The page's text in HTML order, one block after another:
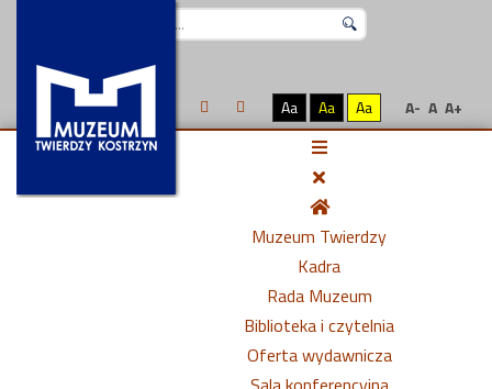
Aa Aa Aa A- A A+
Muzeum Twierdzy
Kadra
Rada Muzeum
Biblioteka i czytelnia
Oferta wydawnicza